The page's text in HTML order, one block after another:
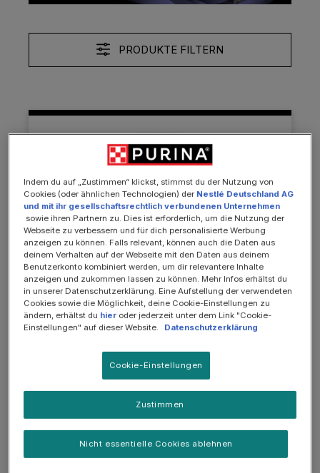
PRODUKTE FILTERN
FortiFlora Chews, Ergänzungsfuttermittel für
Katzen zur Unterstützung der
Darmgesundheit, 30 Kautabletten
Details
Indem du auf „Zustimmen“ klickst, stimmst du der Nutzung von
Cookies (oder ähnlichen Technologien) der Nestlé Deutschland AG
und mit ihr gesellschaftsrechtlich verbundenen Unternehmen
sowie ihren Partnern zu. Dies ist erforderlich, um die Nutzung der
Webseite zu verbessern und für dich personalisierte Werbung
anzeigen zu können. Falls relevant, können auch die Daten aus
deinem Verhalten auf der Webseite mit den Daten aus deinem
Benutzerkonto kombiniert werden, um dir relevantere Inhalte
anzeigen und zukommen lassen zu können. Mehr Infos erhältst du
in unserer Datenschutzerklärung. Eine Aufstellung der verwendeten
Cookies sowie die Möglichkeit, deine Cookie-Einstellungen zu
ändern, erhältst du hier oder jederzeit unter dem Link "Cookie-
Einstellungen" auf dieser Website.
Datenschutzerklärung
Cookie-Einstellungen
Nicht essentielle Cookies ablehnen
Zustimmen